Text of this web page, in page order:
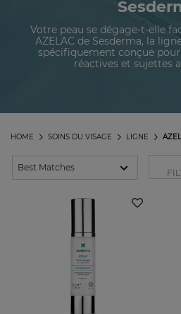
Votre peau se dégage-t-elle
AZELAC de Sesderma, la
spécifiquement conçue pour
réactives et sujettes
LIGNE
SOINS DU VISAGE
HOME